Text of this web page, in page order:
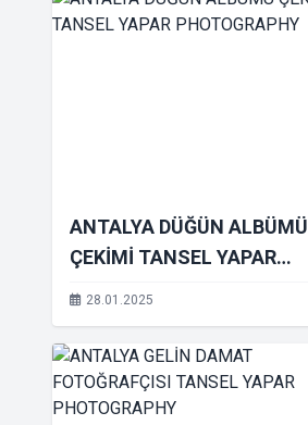
ANTALYA DÜĞÜN ALBÜMÜ
ÇEKİMİ TANSEL YAPAR
PHOTOGRAPHY
28.01.2025